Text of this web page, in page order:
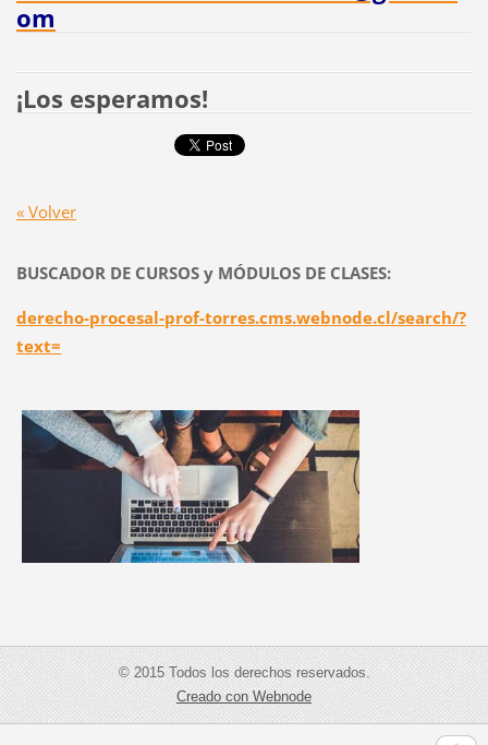
om
¡Los esperamos!
« Volver
BUSCADOR DE CURSOS y MÓDULOS DE CLASES:
derecho-procesal-prof-torres.cms.webnode.cl/search/?
text=
© 2015 Todos los derechos reservados.
Creado con Webnode